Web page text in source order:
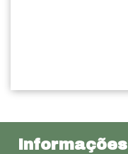
Informações